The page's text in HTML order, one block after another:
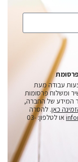
עבודה מעת
ומשלוח פרסומות
המידע של החברה,
כאן. להסרה
או לטלפון: 03-